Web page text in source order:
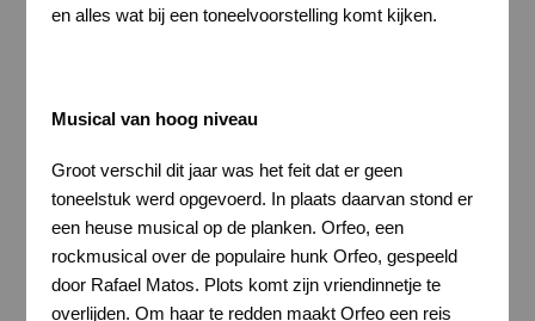
en alles wat bij een toneelvoorstelling komt kijken.
Musical van hoog niveau
Groot verschil dit jaar was het feit dat er geen
toneelstuk werd opgevoerd. In plaats daarvan stond er
een heuse musical op de planken. Orfeo, een
rockmusical over de populaire hunk Orfeo, gespeeld
door Rafael Matos. Plots komt zijn vriendinnetje te
overlijden. Om haar te redden maakt Orfeo een reis